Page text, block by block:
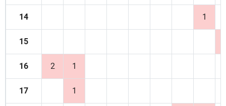
14 1
15
16 2 1
17 1